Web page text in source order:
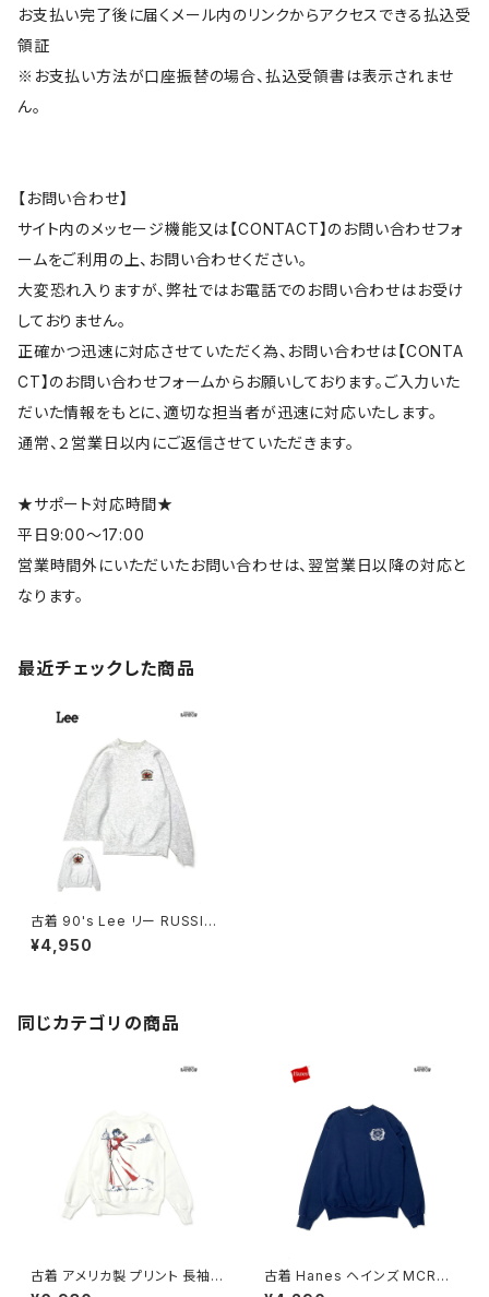
お支払い完了後に届くメール内のリンクからアクセスできる払込受
領証
※お支払い方法が口座振替の場合、払込受領書は表示されませ
ん。
【お問い合わせ】
サイト内のメッセージ機能又は【CONTACT】のお問い合わせフォ
ームをご利用の上、お問い合わせください。
大変恐れ入りますが、弊社ではお電話でのお問い合わせはお受け
しておりません。
正確かつ迅速に対応させていただく為、お問い合わせは【CONTA
CT】のお問い合わせフォームからお願いしております。ご入力いた
だいた情報をもとに、適切な担当者が迅速に対応いたします。
通常、２営業日以内にご返信させていただきます。
★サポート対応時間★
平日9:00～17:00
営業時間外にいただいたお問い合わせは、翌営業日以降の対応と
なります。
最近チェックした商品
古着 90's Lee リー RUSSIAN
SCORPION アメリカ製 ロゴ バ
ックプリント 長袖 スウェット ト
¥4,950
同じカテゴリの商品
古着 アメリカ製 プリント 長袖
スウェット トレーナー 白 (ttu26
古着 Hanes ヘインズ MCRD
San Diego ロゴ 長袖 スウェッ